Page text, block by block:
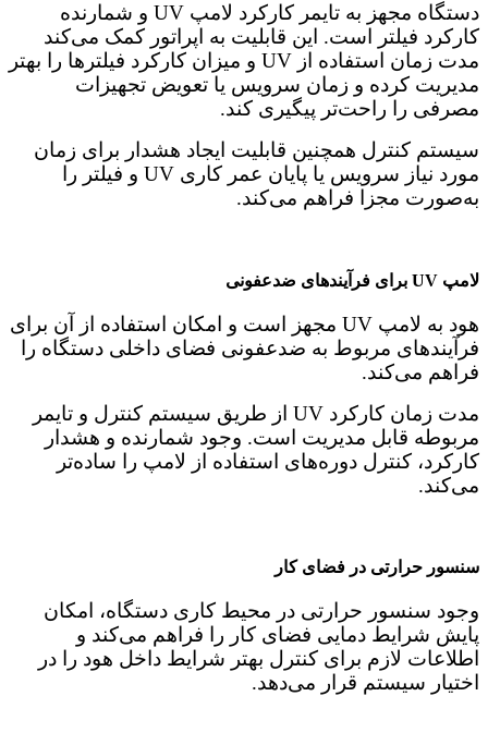
دستگاه مجهز به تایمر کارکرد لامپ UV و شمارنده
کارکرد فیلتر است. این قابلیت به اپراتور کمک می‌کند
مدت زمان استفاده از UV و میزان کارکرد فیلترها را بهتر
مدیریت کرده و زمان سرویس یا تعویض تجهیزات
مصرفی را راحت‌تر پیگیری کند.
سیستم کنترل همچنین قابلیت ایجاد هشدار برای زمان
مورد نیاز سرویس یا پایان عمر کاری UV و فیلتر را
به‌صورت مجزا فراهم می‌کند.
لامپ UV برای فرآیندهای ضدعفونی
هود به لامپ UV مجهز است و امکان استفاده از آن برای
فرآیندهای مربوط به ضدعفونی فضای داخلی دستگاه را
فراهم می‌کند.
مدت زمان کارکرد UV از طریق سیستم کنترل و تایمر
مربوطه قابل مدیریت است. وجود شمارنده و هشدار
کارکرد، کنترل دوره‌های استفاده از لامپ را ساده‌تر
می‌کند.
سنسور حرارتی در فضای کار
وجود سنسور حرارتی در محیط کاری دستگاه، امکان
پایش شرایط دمایی فضای کار را فراهم می‌کند و
اطلاعات لازم برای کنترل بهتر شرایط داخل هود را در
اختیار سیستم قرار می‌دهد.